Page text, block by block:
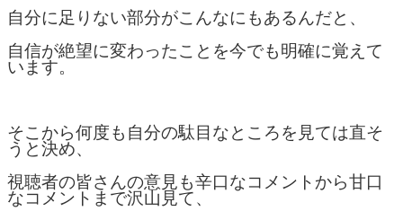
自分に足りない部分がこんなにもあるんだと、
自信が絶望に変わったことを今でも明確に覚えて
います。
そこから何度も自分の駄目なところを見ては直そ
うと決め、
視聴者の皆さんの意見も辛口なコメントから甘口
なコメントまで沢山見て、